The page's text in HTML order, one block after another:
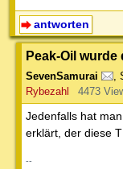
antworten
Peak-Oil
SevenSamurai ,
Rybezahl
4473
Jedenfalls hat
erklärt, der diese
--